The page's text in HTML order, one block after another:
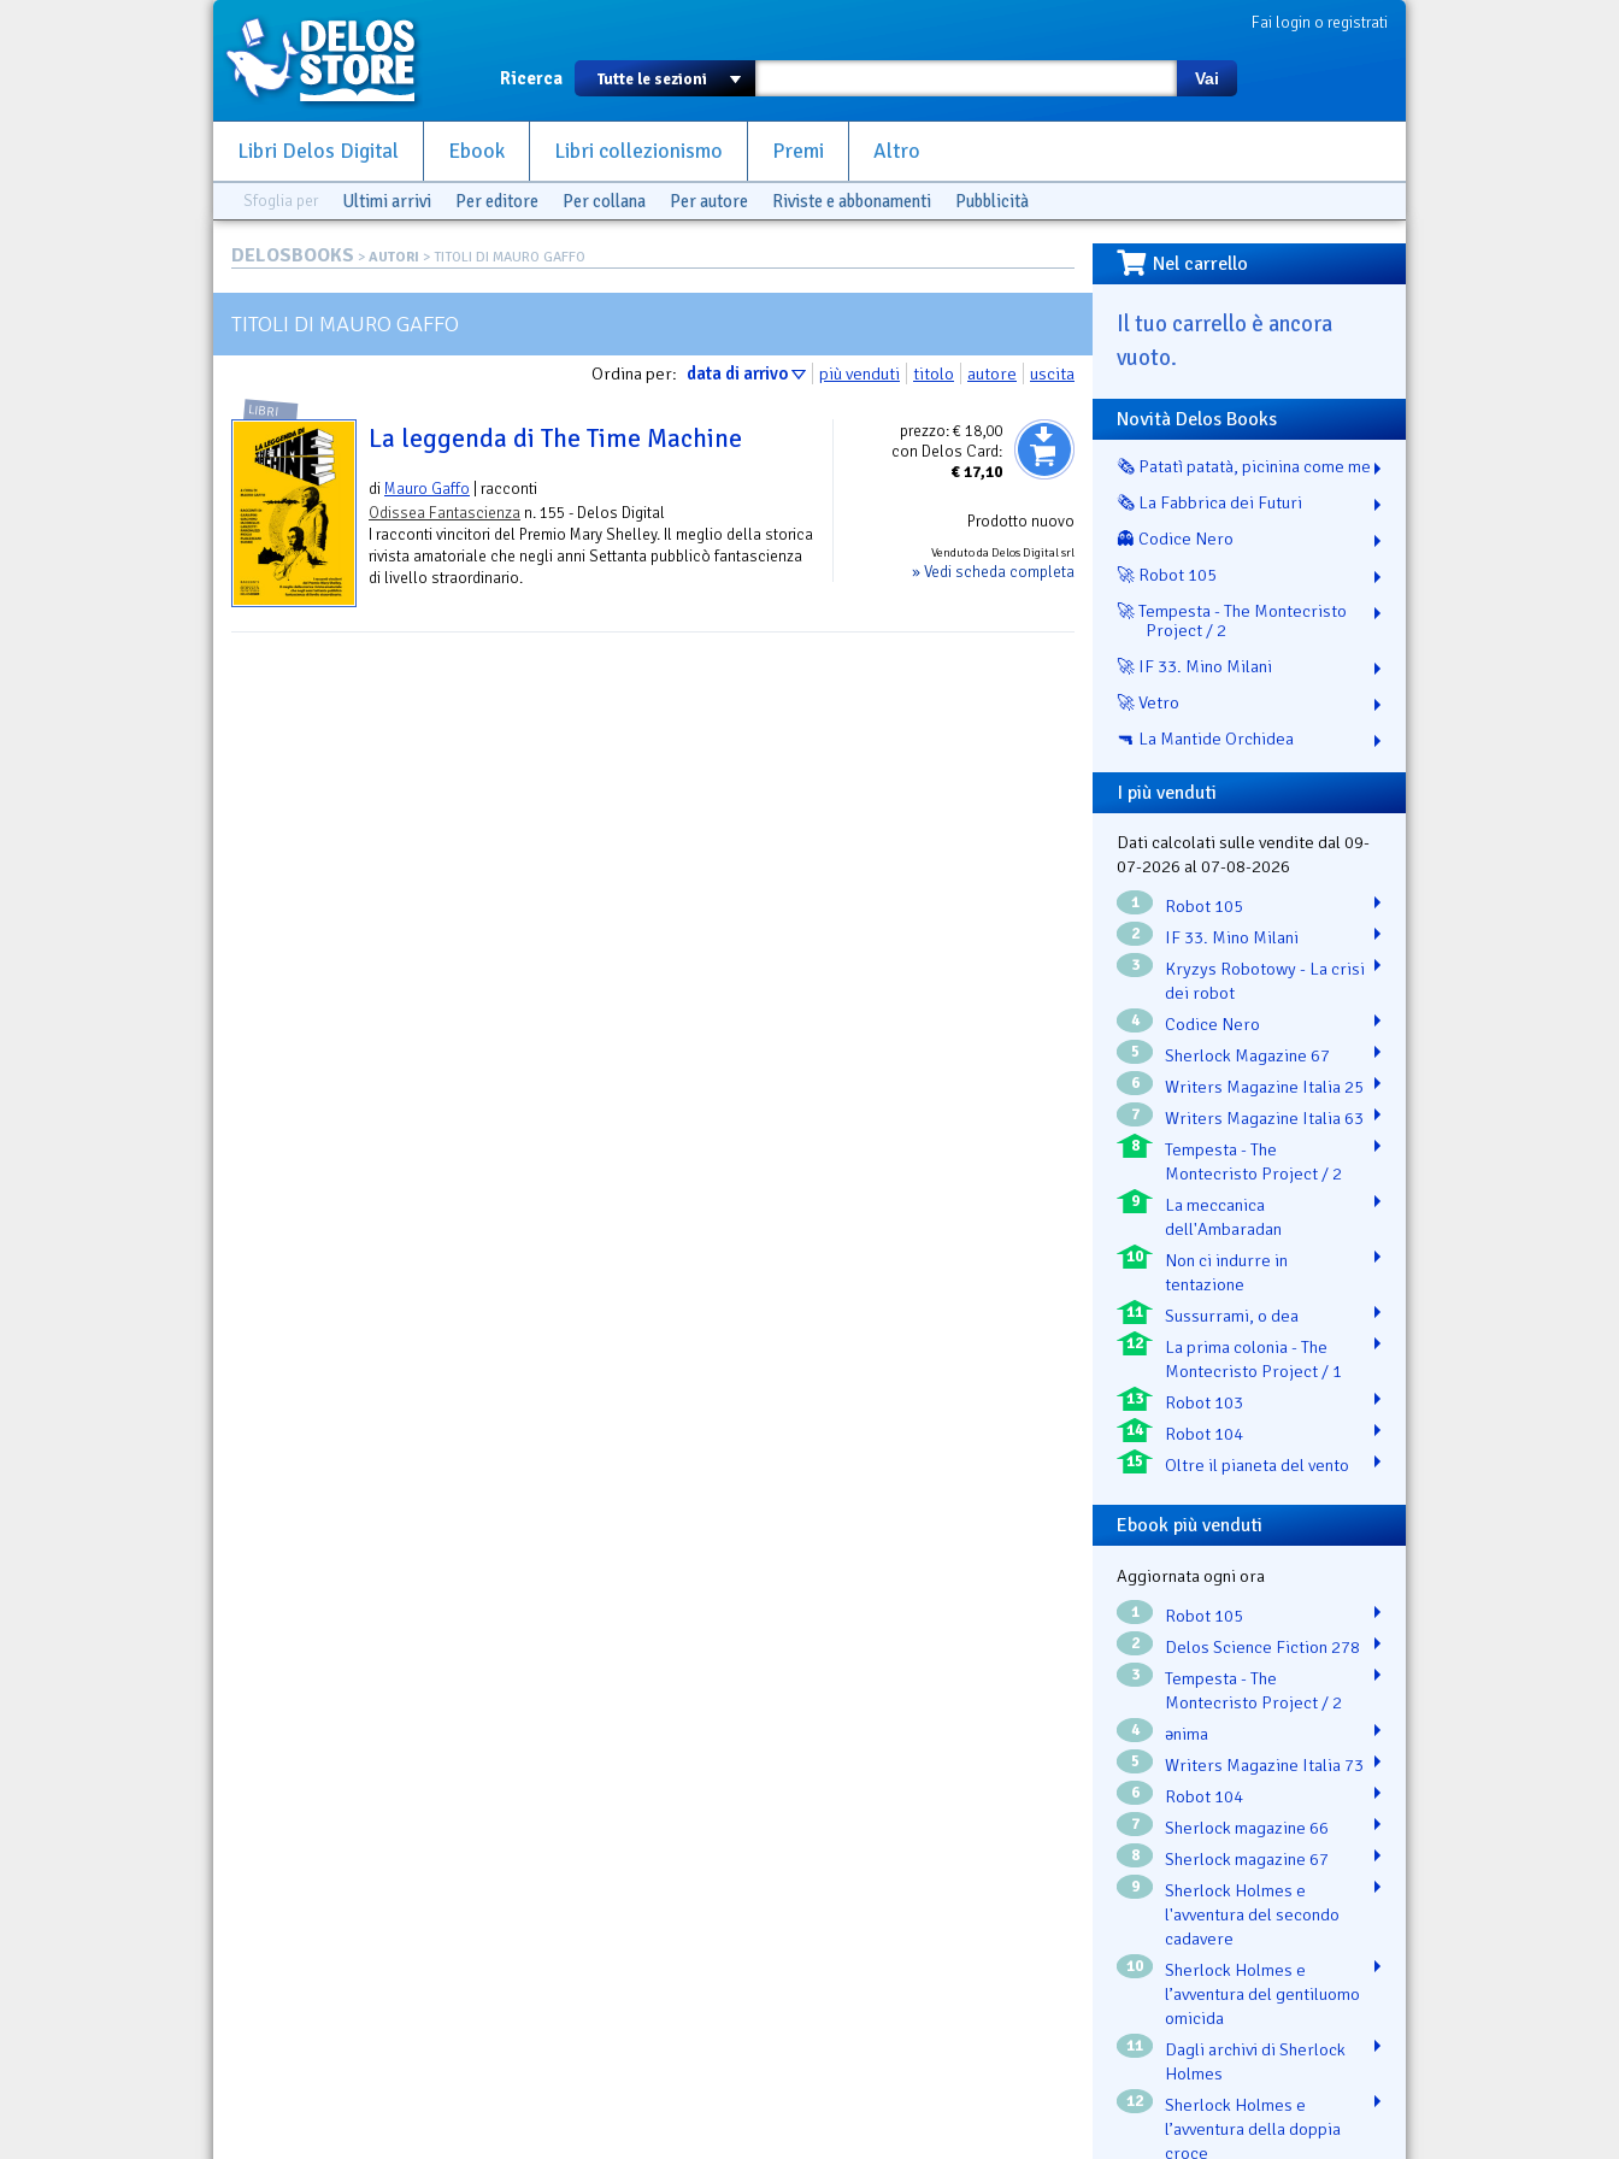
Fai login o registrati
Ricerca Vai
Libri Delos Digital Ebook Libri collezionismo Premi Altro
Sfoglia per Ultimi arrivi Per editore Per collana Per autore Riviste e abbonamenti Pubblicità
DELOSBOOKS > AUTORI > TITOLI DI MAURO GAFFO
TITOLI DI MAURO GAFFO
Ordina per: data di arrivo più venduti titolo autore uscita
prezzo:€ 18,00
con Delos Card:
€17,10
Prodotto nuovo
Venduto da Delos Digital srl
» Vedi scheda completa
LIBRI
La leggenda di The Time Machine
di Mauro Gaffo | racconti
Odissea Fantascienza n. 155 - Delos Digital
I racconti vincitori del Premio Mary Shelley. Il meglio della storica
rivista amatoriale che negli anni Settanta pubblicò fantascienza
di livello straordinario.
Nel carrello
Il tuo carrello è ancora
vuoto.
Novità Delos Books
🗞️ Patatì patatà, picinina come me
🗞️ La Fabbrica dei Futuri
👻 Codice Nero
🚀 Robot 105
🚀 Tempesta - The Montecristo
Project / 2
🚀 IF 33. Mino Milani
🚀 Vetro
🔫 La Mantide Orchidea
I più venduti
Dati calcolati sulle vendite dal 09-
07-2026 al 07-08-2026
1 Robot 105
2 IF 33. Mino Milani
3
Kryzys Robotowy - La crisi
dei robot
4 Codice Nero
5 Sherlock Magazine 67
6 Writers Magazine Italia 25
7 Writers Magazine Italia 63
8
Tempesta - The
Montecristo Project / 2
9
La meccanica
dell'Ambaradan
10
Non ci indurre in
tentazione
11 Sussurrami, o dea
12
La prima colonia - The
Montecristo Project / 1
13 Robot 103
14 Robot 104
15 Oltre il pianeta del vento
Ebook più venduti
Aggiornata ogni ora
1 Robot 105
2 Delos Science Fiction 278
3
Tempesta - The
Montecristo Project / 2
4 ənima
5 Writers Magazine Italia 73
6 Robot 104
7 Sherlock magazine 66
8 Sherlock magazine 67
9
Sherlock Holmes e
l'avventura del secondo
cadavere
10
Sherlock Holmes e
l’avventura del gentiluomo
omicida
11
Dagli archivi di Sherlock
Holmes
12
Sherlock Holmes e
l’avventura della doppia
croce